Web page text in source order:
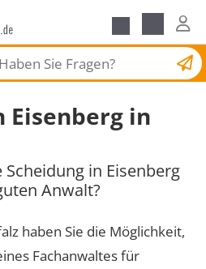
Scheidungsantrag
Eisenberg in
in Eisenberg
Anwalt?
haben Sie die Möglichkeit,
Fachanwaltes für